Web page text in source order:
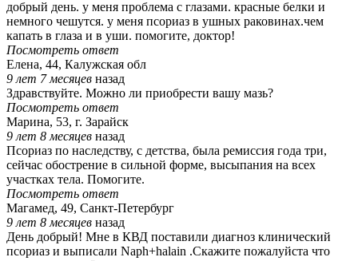
добрый день. у меня проблема с глазами. красные белки и
немного чешутся. у меня псориаз в ушных раковинах.чем
капать в глаза и в уши. помогите, доктор!
Посмотреть ответ
Елена, 44, Калужская обл
9 лет 7 месяцев назад
Здравствуйте. Можно ли приобрести вашу мазь?
Посмотреть ответ
Марина, 53, г. Зарайск
9 лет 8 месяцев назад
Псориаз по наследству, с детства, была ремиссия года три,
сейчас обострение в сильной форме, высыпания на всех
участках тела. Помогите.
Посмотреть ответ
Магамед, 49, Санкт-Петербург
9 лет 8 месяцев назад
День добрый! Мне в КВД поставили диагноз клинический
псориаз и выписали Naph+halain .Скажите пожалуйста что